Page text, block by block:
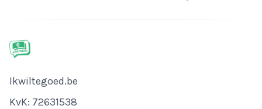
Bedrijfsnaam
Ikwiltegoed.be
KvK-nummer
KvK: 72631538